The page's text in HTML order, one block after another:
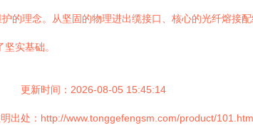
的理念。从坚固的物理进出缆接口、核心的光纤熔接
实基础。
更新时间：2026-08-05 15:45:14
出处：http://www.tonggefengsm.com/product/